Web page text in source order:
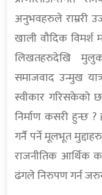
अनुभवहरुले राम्ररी
खाली वौदिक विमर्श
लिखतहरुदेखि
समाजवाद उन्मुख
स्वीकार गरिसकेको
निर्माण कसरी हुन्छ
गर्नै पर्ने मूलभूत
राजनीतिक आर्थिक
ढंगले निरुपण गर्न